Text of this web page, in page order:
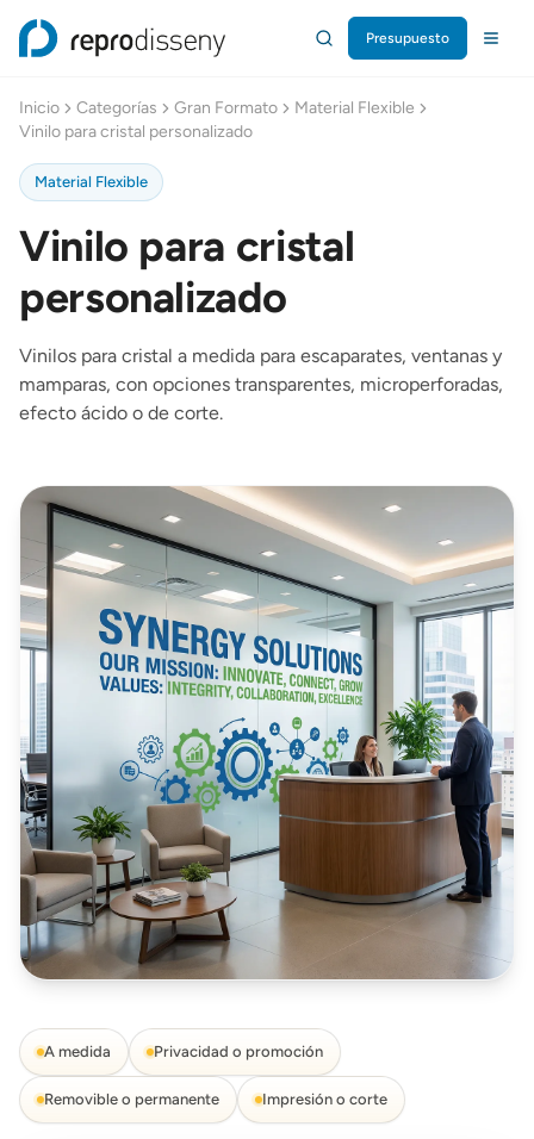
Repro Disseny Inicio
Presupuesto
Inicio Categorías Gran Formato
Material Flexible
Vinilo para cristal personalizado
Material Flexible
Vinilo para cristal
personalizado
Vinilos para cristal a medida para escaparates, ventanas y
mamparas, con opciones transparentes, microperforadas,
efecto ácido o de corte.
A medida Privacidad o promoción
Removible o permanente Impresión o corte